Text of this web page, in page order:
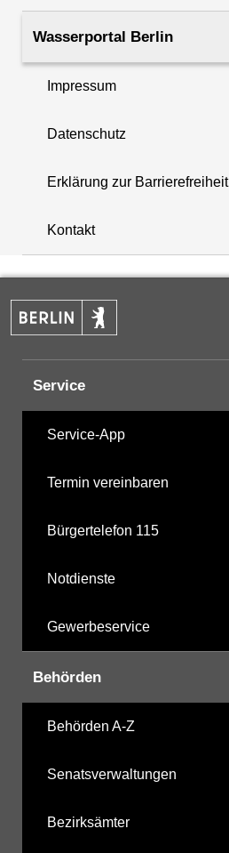
+
−
Wasserportal Berlin
Impressum
Datenschutz
Erklärung zur Barrierefreiheit
Kontakt
Service
Service-App
Termin vereinbaren
Bürgertelefon 115
Notdienste
Gewerbeservice
Behörden
Behörden A-Z
Senatsverwaltungen
Bezirksämter